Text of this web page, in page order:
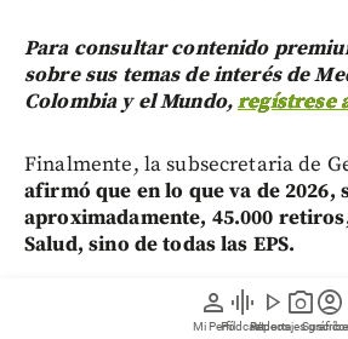
person
Mi Perfil
graphic_eq
Pódcast
play_arrow
Videos
photo_camera
Reportajes
account_circle
Para consultar contenido
sobre sus temas de interés de
Colombia y el Mundo,regístrese
Finalmente, la subsecretaria de
afirmó que en lo que va de 2026,
aproximadamente, 45.000
Salud, sino de todas las EPS.
“Tenemos en riesgo,